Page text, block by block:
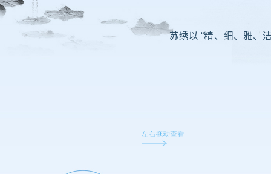
苏绣以 “精、细、雅、